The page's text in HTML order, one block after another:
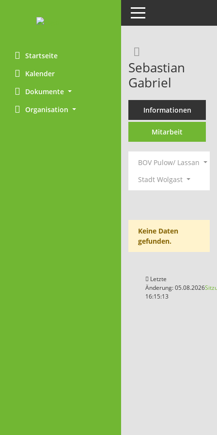
Startseite
Kalender
Dokumente
Organisation
Toggle navigation
Sebastian
Gabriel
Informationen
Mitarbeit
BOV Pulow/ Lassan
Stadt Wolgast
Keine Daten
gefunden.
Letzte
Änderung: 05.08.2026
16:15:13